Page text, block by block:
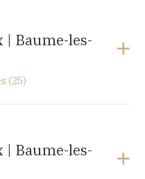
| Baume-les-
(25)
Croix,
BAUME-LES-
| Baume-les-